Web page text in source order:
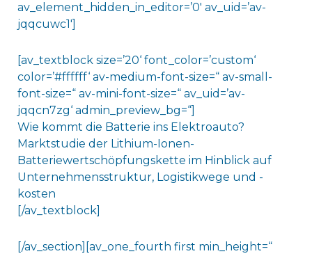
av_element_hidden_in_editor=’0′ av_uid=’av-
jqqcuwc1′]
[av_textblock size=’20‘ font_color=’custom‘
color=’#ffffff‘ av-medium-font-size=“ av-small-
font-size=“ av-mini-font-size=“ av_uid=’av-
jqqcn7zg‘ admin_preview_bg=“]
Wie kommt die Batterie ins Elektroauto?
Marktstudie der Lithium-Ionen-
Batteriewertschöpfungskette im Hinblick auf
Unternehmensstruktur, Logistikwege und -
kosten
[/av_textblock]
[/av_section][av_one_fourth first min_height=“